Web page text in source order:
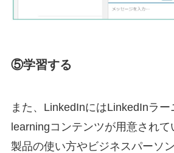
⑤学習する
また、LinkedInにはLinkedInラ
learningコンテンツが用意され
製品の使い方やビジネスパーソ